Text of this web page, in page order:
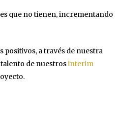
que no tienen, incrementando
positivos, a través de nuestra
de nuestrosinterim